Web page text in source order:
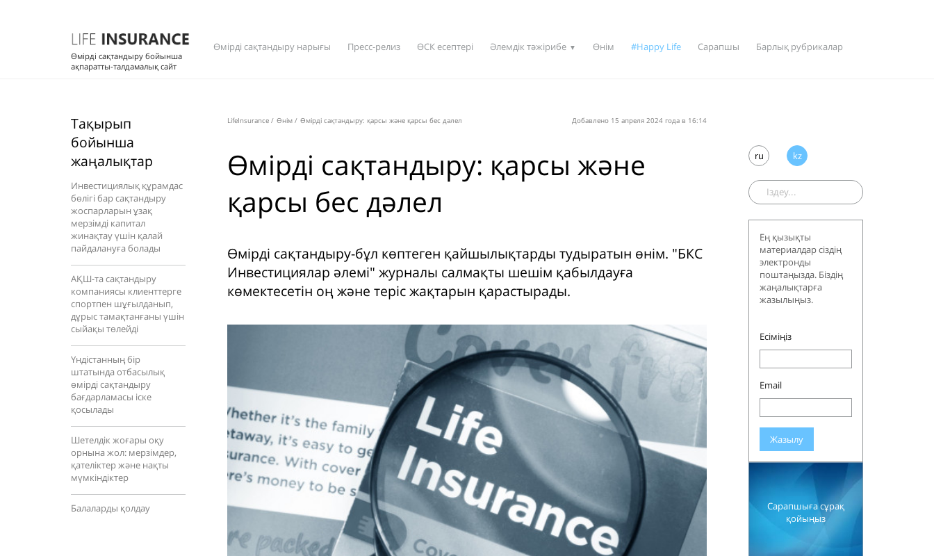
Өмірді сақтандыру бойынша
ақпаратты-талдамалық сайт
Өмірді сақтандыру нарығы Пресс-релиз ӨСК есептері Әлемдік тәжірибе ▼ Өнім #Happy Life Сарапшы Барлық рубрикалар
Тақырып
бойынша
жаңалықтар
Инвестициялық құрамдас
бөлігі бар сақтандыру
жоспарларын ұзақ
мерзімді капитал
жинақтау үшін қалай
пайдалануға болады
АҚШ-та сақтандыру
компаниясы клиенттерге
спортпен шұғылданып,
дұрыс тамақтанғаны үшін
сыйақы төлейді
Үндістанның бір
штатында отбасылық
өмірді сақтандыру
бағдарламасы іске
қосылады
Шетелдік жоғары оқу
орнына жол: мерзімдер,
қателіктер және нақты
мүмкіндіктер
Балаларды қолдау
LifeInsurance / Өнім / Өмірді сақтандыру: қарсы және қарсы бес дәлел Добавлено 15 апреля 2024 года в 16:14
Өмірді сақтандыру: қарсы және
қарсы бес дәлел
Өмірді сақтандыру-бұл көптеген қайшылықтарды тудыратын өнім. "БКС
Инвестициялар әлемі" журналы салмақты шешім қабылдауға
көмектесетін оң және теріс жақтарын қарастырады.
ru kz
Ең қызықты
материалдар сіздің
электронды
поштаңызда. Біздің
жаңалықтарға
жазылыңыз.
Есіміңіз
Email
Жазылу
Сарапшыға сұрақ
қойыңыз